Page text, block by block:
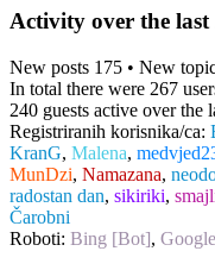
Activity over the last
New posts 175 • New
In total there were 267
240 guests active over the
Registriranih korisnika/ca:
KranG, Malena,
MunDzi, Namazana,
radostan dan, sikiriki,
Čarobni
Roboti: Bing [Bot],